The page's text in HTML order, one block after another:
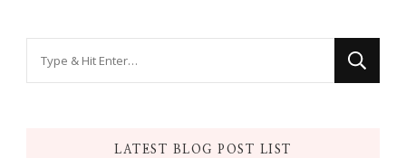
LATEST BLOG POST LIST